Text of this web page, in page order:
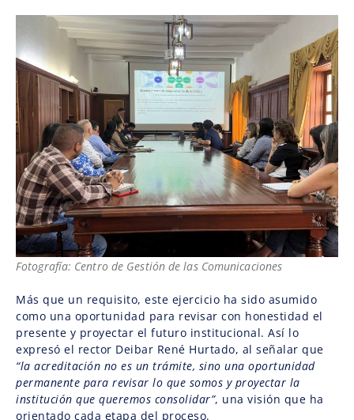
Fotografía: Centro de Gestión de las Comunicaciones
Más que un requisito, este ejercicio ha sido asumido
como una oportunidad para revisar con honestidad el
presente y proyectar el futuro institucional. Así lo
expresó el rector Deibar René Hurtado, al señalar que
“la acreditación no es un trámite, sino una oportunidad
permanente para revisar lo que somos y proyectar la
institución que queremos consolidar”, una visión que ha
orientado cada etapa del proceso.